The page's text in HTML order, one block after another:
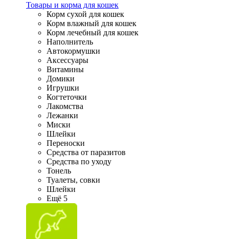
Товары и корма для кошек
Корм сухой для кошек
Корм влажный для кошек
Корм лечебный для кошек
Наполнитель
Автокормушки
Аксессуары
Витамины
Домики
Игрушки
Когтеточки
Лакомства
Лежанки
Миски
Шлейки
Переноски
Средства от паразитов
Средства по уходу
Тонель
Туалеты, совки
Шлейки
Ещё 5